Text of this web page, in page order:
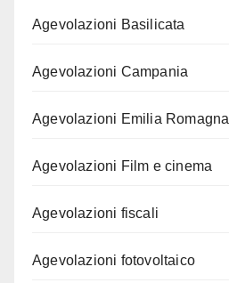
Agevolazioni Basilicata
Agevolazioni Campania
Agevolazioni Emilia Romagna
Agevolazioni Film e cinema
Agevolazioni fiscali
Agevolazioni fotovoltaico